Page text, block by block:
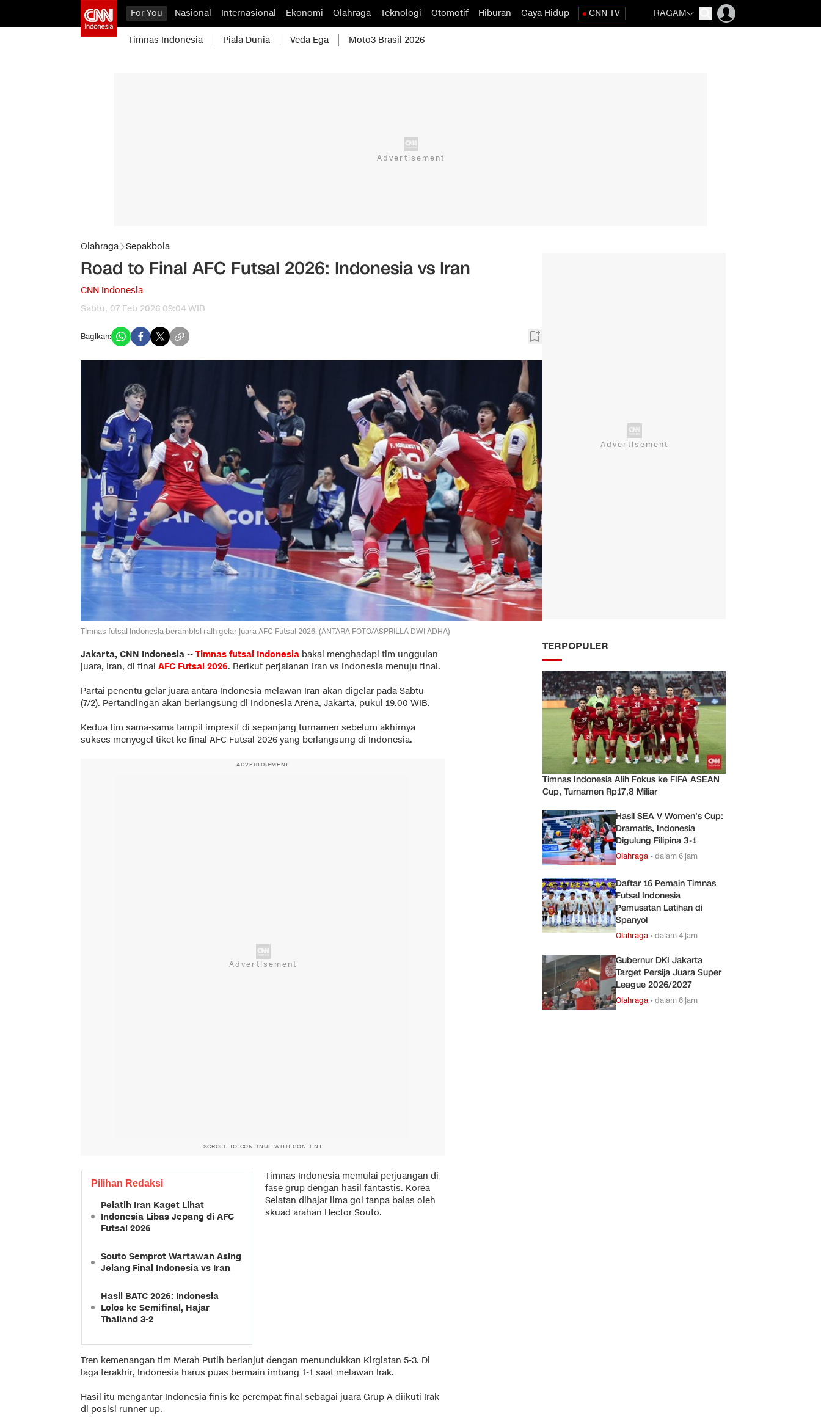
For You Nasional Internasional Ekonomi Olahraga Teknologi Otomotif Hiburan Gaya Hidup CNN TV RAGAM
Timnas Indonesia Piala Dunia Veda Ega Moto3 Brasil 2026
Olahraga Sepakbola
Road to Final AFC Futsal 2026: Indonesia vs Iran
CNN Indonesia
Sabtu, 07 Feb 2026 09:04 WIB
Bagikan:
Timnas futsal Indonesia berambisi raih gelar juara AFC Futsal 2026. (ANTARA FOTO/ASPRILLA DWI ADHA)
Jakarta, CNN Indonesia -- Timnas futsal Indonesia bakal menghadapi tim unggulan
juara, Iran, di final AFC Futsal 2026. Berikut perjalanan Iran vs Indonesia menuju final.
Partai penentu gelar juara antara Indonesia melawan Iran akan digelar pada Sabtu
(7/2). Pertandingan akan berlangsung di Indonesia Arena, Jakarta, pukul 19.00 WIB.
Kedua tim sama-sama tampil impresif di sepanjang turnamen sebelum akhirnya
sukses menyegel tiket ke final AFC Futsal 2026 yang berlangsung di Indonesia.
ADVERTISEMENT
SCROLL TO CONTINUE WITH CONTENT
Pilihan Redaksi
Pelatih Iran Kaget Lihat
Indonesia Libas Jepang di AFC
Futsal 2026
Souto Semprot Wartawan Asing
Jelang Final Indonesia vs Iran
Hasil BATC 2026: Indonesia
Lolos ke Semifinal, Hajar
Thailand 3-2
Timnas Indonesia memulai perjuangan di
fase grup dengan hasil fantastis. Korea
Selatan dihajar lima gol tanpa balas oleh
skuad arahan Hector Souto.
Tren kemenangan tim Merah Putih berlanjut dengan menundukkan Kirgistan 5-3. Di
laga terakhir, Indonesia harus puas bermain imbang 1-1 saat melawan Irak.
Hasil itu mengantar Indonesia finis ke perempat final sebagai juara Grup A diikuti Irak
di posisi runner up.
TERPOPULER
Timnas Indonesia Alih Fokus ke FIFA ASEAN
Cup, Turnamen Rp17,8 Miliar
Hasil SEA V Women's Cup:
Dramatis, Indonesia
Digulung Filipina 3-1
Olahraga •dalam 6 jam
Daftar 16 Pemain Timnas
Futsal Indonesia
Pemusatan Latihan di
Spanyol
Olahraga •dalam 4 jam
Gubernur DKI Jakarta
Target Persija Juara Super
League 2026/2027
Olahraga •dalam 6 jam